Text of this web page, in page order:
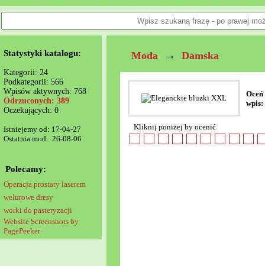
Statystyki katalogu:
Kategorii: 24
Podkategorii: 566
Wpisów aktywnych: 768
Odrzuconych: 389
Oczekujących: 0
Istniejemy od: 17-04-27
Ostatnia mod.: 26-08-06
Polecamy:
Operacja prostaty laserem
welurowe dresy
worki do pasteryzacji
Website Screenshots by
PagePeeker
Moda → Damska
Oceń
wpis:
Kliknij poniżej by ocenić